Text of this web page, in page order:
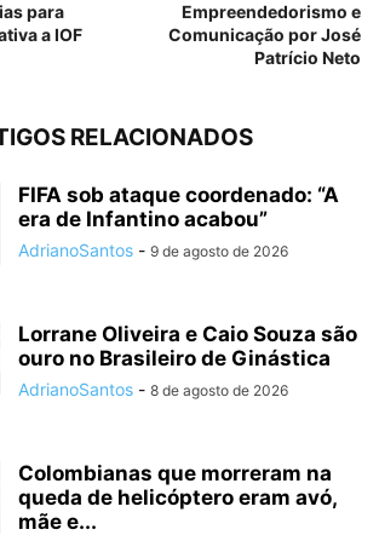
para
a IOF
Empreendedorismo e
Comunicação por José
Patrício Neto
RELACIONADOS
FIFA sob ataque coordenado: “A
era de Infantino acabou”
AdrianoSantos - 9 de agosto de 2026
Lorrane Oliveira e Caio Souza são
ouro no Brasileiro de Ginástica
AdrianoSantos - 8 de agosto de 2026
Colombianas que morreram na
queda de helicóptero eram avó,
mãe e...